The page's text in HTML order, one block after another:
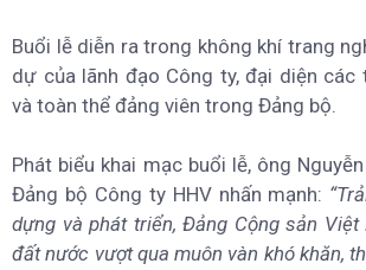
Buổi lễ diễn ra trong không khí trang
dự của lãnh đạo Công ty, đại diện
và toàn thể đảng viên trong Đảng bộ.
Phát biểu khai mạc buổi lễ, ông
Đảng bộ Công ty HHV nhấn mạnh:
dựng và phát triển, Đảng Cộng sản
đất nước vượt qua muôn vàn khó khăn,